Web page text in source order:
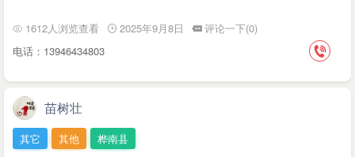
1612人浏览查看 2025年9月8日
评论一下(0)
电话：13946434803
苗树壮
其它 其他 桦南县